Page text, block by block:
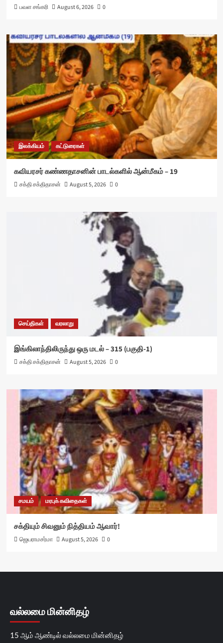
பவள சங்கரி August 6, 2026 0
இலக்கியம் கட்டுரைகள்
கவியரசர் கண்ணதாசனின் பாடல்களில் ஆன்மீகம் – 19
சக்தி சக்திதாசன் August 5, 2026 0
செய்திகள் வரலாறு
இங்கிலாந்திலிருந்து ஒரு மடல் – 315 (பகுதி-1)
சக்தி சக்திதாசன் August 5, 2026 0
சமயம் மரபுக் கவிதைகள்
சக்தியும் சிவனும் நித்தியம் ஆவார்!
ஜெயராமசர்மா August 5, 2026 0
வல்லமை மின்னிதழ்
15 ஆம் ஆண்டில் வல்லமை மின்னிதழ்